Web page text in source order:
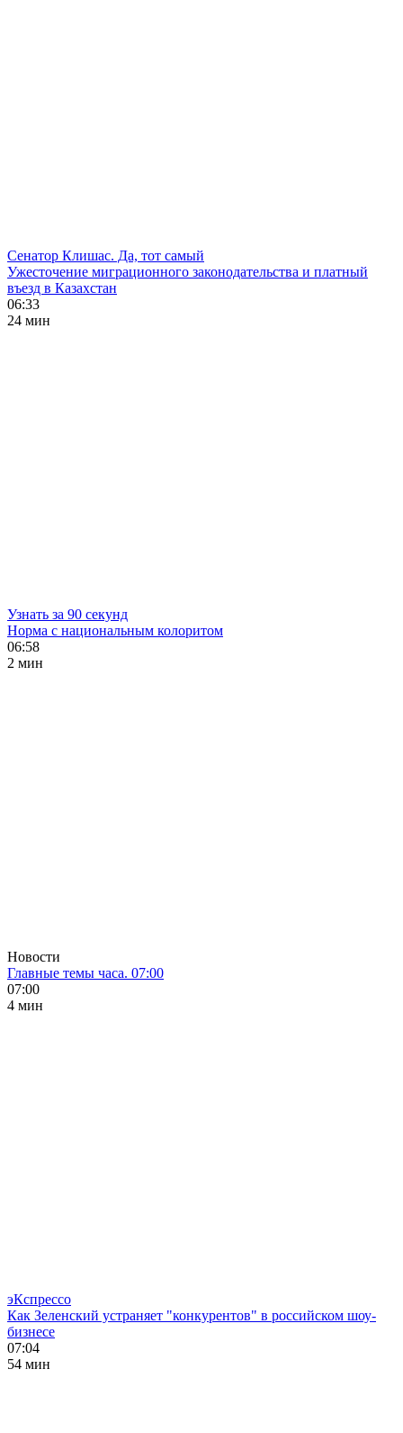
Сенатор Клишас. Да, тот самый
Ужесточение миграционного законодательства и платный
въезд в Казахстан
06:33
24 мин
Узнать за 90 секунд
Норма с национальным колоритом
06:58
2 мин
Новости
Главные темы часа. 07:00
07:00
4 мин
эКспрессо
Как Зеленский устраняет "конкурентов" в российском шоу-
бизнесе
07:04
54 мин